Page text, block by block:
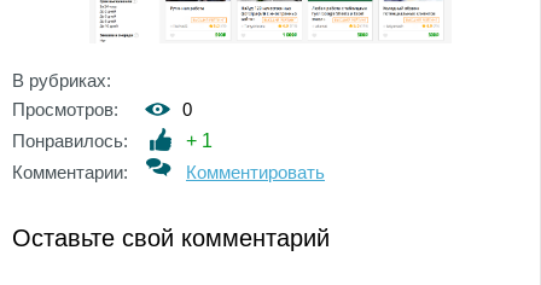
В рубриках:
Просмотров:
0
Понравилось:
+ 1
Комментарии:
Комментировать
Оставьте свой комментарий